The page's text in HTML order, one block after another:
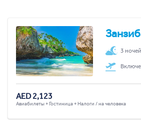
3 ночей
AED 2,123
Авиабилеты + Гостиница + Налоги / на человека